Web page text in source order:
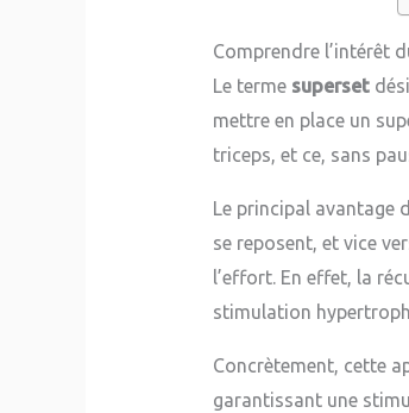
Comprendre l’intérêt
Le terme superset
mettre en place un
triceps, et ce, sans
Le principal avantage
se reposent, et vice
l’effort. En effet, la
stimulation
Concrètement, cette
garantissant une